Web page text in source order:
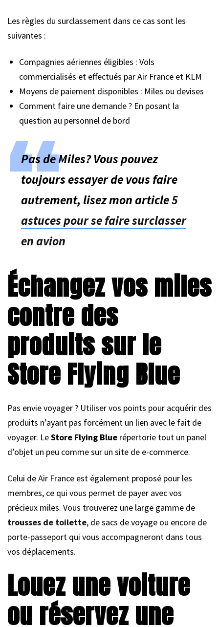
Les règles du surclassement dans ce cas sont les
suivantes :
Compagnies aériennes éligibles : Vols
commercialisés et effectués par Air France et KLM
Moyens de paiement disponibles : Miles ou devises
Comment faire une demande ? En posant la
question au personnel de bord
Pas de Miles? Vous pouvez
toujours essayer de vous faire
autrement, lisez mon article5
astuces pour se faire surclasser
en avion
Échangez vos miles
contre des
produits sur le
Store Flying Blue
Pas envie voyager ? Utiliser vos points pour acquérir des
produits n’ayant pas forcément un lien avec le fait de
voyager. LeStore Flying Blue répertorie tout un panel
d’objet un peu comme sur un site de e-commerce.
Celui de Air France est également proposé pour les
membres, ce qui vous permet de payer avec vos
précieux miles. Vous trouverez une large gamme de
trousses de toilette, de sacs de voyage ou encore de
porte-passeport qui vous accompagneront dans tous
vos déplacements.
Louez une voiture
ou réservez une